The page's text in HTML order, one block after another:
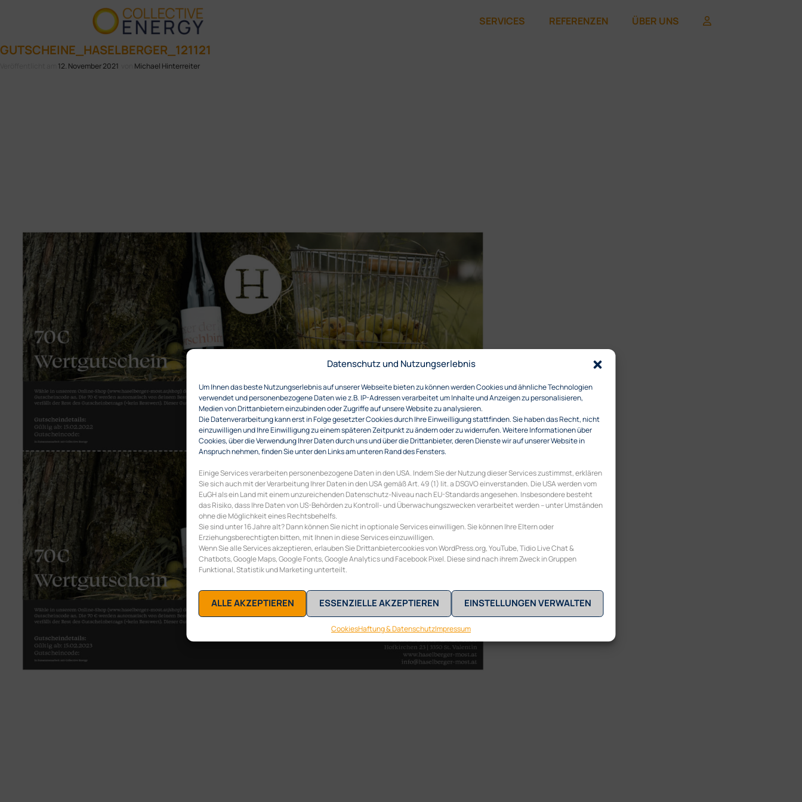
Datenschutz und Nutzungserlebnis
Um Ihnen das beste Nutzungserlebnis auf unserer Webseite bieten zu können werden Cookies und ähnliche Technologien
verwendet und personenbezogene Daten wie z.B. IP-Adressen verarbeitet um Inhalte und Anzeigen zu personalisieren,
Medien von Drittanbietern einzubinden oder Zugriffe auf unsere Website zu analysieren.
Die Datenverarbeitung kann erst in Folge gesetzter Cookies durch Ihre Einweilligung stattfinden. Sie haben das Recht, nicht
einzuwilligen und Ihre Einwilligung zu einem späteren Zeitpunkt zu ändern oder zu widerrufen. Weitere Informationen über
Cookies, über die Verwendung Ihrer Daten durch uns und über die Drittanbieter, deren Dienste wir auf unserer Website in
Anspruch nehmen, finden Sie unter den Links am unteren Rand des Fensters.
Einige Services verarbeiten personenbezogene Daten in den USA. Indem Sie der Nutzung dieser Services zustimmst, erklären
Sie sich auch mit der Verarbeitung Ihrer Daten in den USA gemäß Art. 49 (1) lit. a DSGVO einverstanden. Die USA werden vom
EuGH als ein Land mit einem unzureichenden Datenschutz-Niveau nach EU-Standards angesehen. Insbesondere besteht
das Risiko, dass Ihre Daten von US-Behörden zu Kontroll- und Überwachungszwecken verarbeitet werden – unter Umständen
ohne die Möglichkeit eines Rechtsbehelfs.
Sie sind unter 16 Jahre alt? Dann können Sie nicht in optionale Services einwilligen. Sie können Ihre Eltern oder
Erziehungsberechtigten bitten, mit Ihnen in diese Services einzuwilligen.
Wenn Sie alle Services akzeptieren, erlauben Sie Drittanbietercookies von WordPress.org, YouTube, Tidio Live Chat &
Chatbots, Google Maps, Google Fonts, Google Analytics und Facebook Pixel. Diese sind nach ihrem Zweck in Gruppen
Funktional, Statistik und Marketing unterteilt.
ALLE AKZEPTIEREN ESSENZIELLE AKZEPTIEREN EINSTELLUNGEN VERWALTEN
CookiesHaftung & DatenschutzImpressum
SERVICES REFERENZEN ÜBER UNS
GUTSCHEINE_HASELBERGER_121121
12. November 2021 Michael Hinterreiter